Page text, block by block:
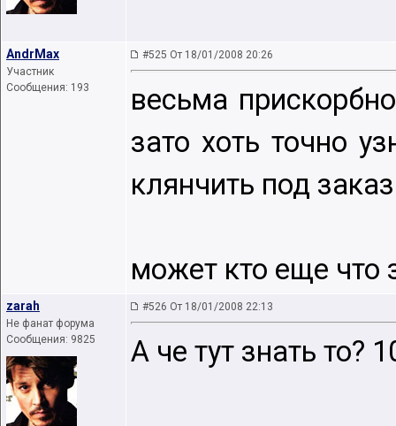
AndrMax
Участник
Сообщения: 193
#525 От 18/01/2008 20:26
весьма
зато хоть точно
клянчить под
может кто еще что
zarah
Не фанат форума
Сообщения: 9825
#526 От 18/01/2008 22:13
А че тут знать то?